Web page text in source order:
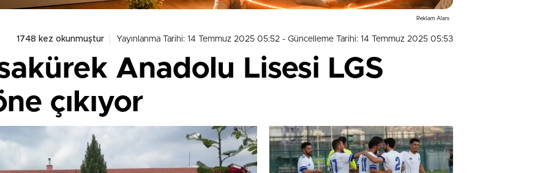
Reklam Alanı
1748 kez okunmuştur Yayınlanma Tarihi: 14 Temmuz 2025 05:52 - Güncelleme Tarihi: 14 Temmuz 2025 05:53
Anadolu Lisesi LGS
çıkıyor